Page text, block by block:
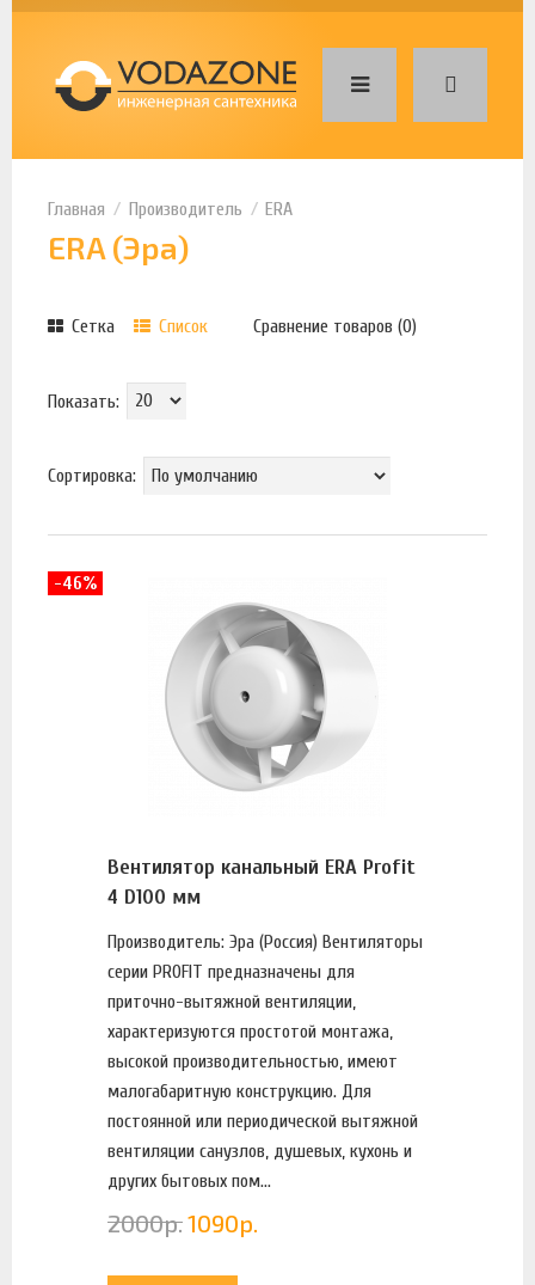
Производитель ERA
ERA (Эра)
Сетка Список Сравнение товаров (0)
Показать:
Сортировка:
Вентилятор канальный ERA Profit
4 D100 мм
Производитель: Эра (Россия) Вентиляторы
серии PROFIT предназначены для
приточно-вытяжной вентиляции,
характеризуются простотой монтажа,
высокой производительностью, имеют
малогабаритную конструкцию. Для
постоянной или периодической вытяжной
вентиляции санузлов, душевых, кухонь и
других бытовых пом...
2000р.1090р.
-46%